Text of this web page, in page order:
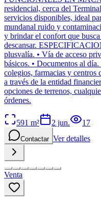
residencial, cerca del
servicios disponibles, ideal
mundanal ruido y
y brindar el confort que
descansar.
plusvalía. • Vía de acceso
básicos. • Documentos al
colegios, farmacias y centros
a través de la entidad
opciones de terrenos,
órdenes.
591 m² 2 jun. 17
Contactar Ver detalles
Venta